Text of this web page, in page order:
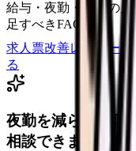
給与・夜勤・休日の見
足すべきFAQ
求人票改善レビューの
る
夜勤を減らせる職
相談できます。